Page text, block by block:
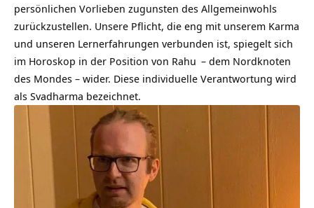
persönlichen Vorlieben zugunsten des Allgemeinwohls
zurückzustellen. Unsere Pflicht, die eng mit unserem Karma
und unseren Lernerfahrungen verbunden ist, spiegelt sich
im Horoskop in der Position von Rahu – dem Nordknoten
des Mondes – wider. Diese individuelle Verantwortung wird
als Svadharma bezeichnet.